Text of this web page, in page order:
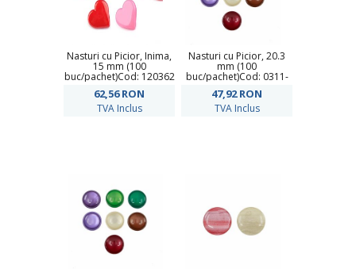
Nasturi cu Picior, Inima,
15 mm (100
buc/pachet)Cod: 120362
62,56RON
TVA Inclus
Nasturi cu Picior, 20.3
mm (100
buc/pachet)Cod: 0311-
47,92RON
TVA Inclus